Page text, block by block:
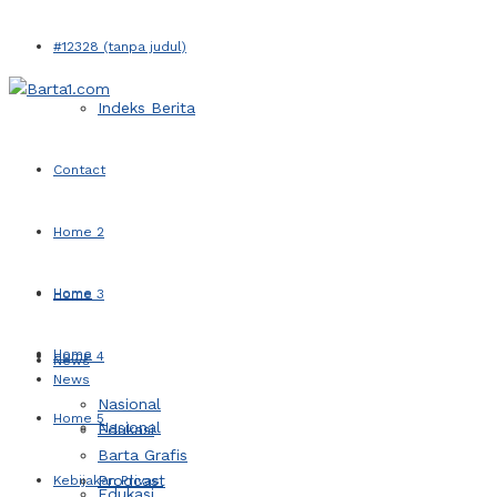
#12328 (tanpa judul)
Indeks Berita
Contact
Home 2
Home 3
Home 4
Home 5
Kebijakan Privasi
Home
News
Nasional
Home
News
Nasional
Edukasi
Barta Grafis
Prodcast